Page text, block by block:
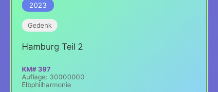
2023
Gedenk
Hamburg Teil 2
KM# 397
Auflage: 30000000
Elbphilharmonie